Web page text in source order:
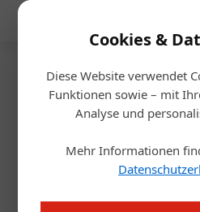
Cookies &
Diese Website verwendet
Funktionen sowie – mit
Analyse und
Mehr Informationen
Startseite/
Gesundes
sein